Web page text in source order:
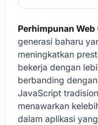
Perhimpunan Web
generasi baharu
meningkatkan
bekerja dengan
berbanding
JavaScript
menawarkan
dalam aplikasi